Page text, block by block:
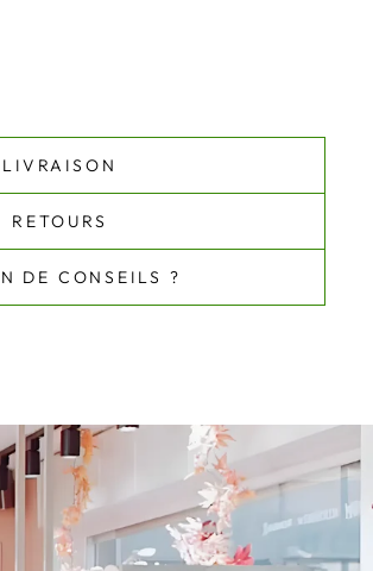
LIVRAISON
RETOURS
DE CONSEILS ?